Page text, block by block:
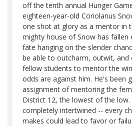
off the tenth annual Hunger
eighteen-year-old Coriolanus
one shot at glory as a mentor in
mighty house of Snow has fallen
fate hanging on the slender
be able to outcharm, outwit, and
fellow students to mentor the
odds are against him. He's been
assignment of mentoring the
District 12, the lowest of the
completely intertwined -- every
makes could lead to favor or